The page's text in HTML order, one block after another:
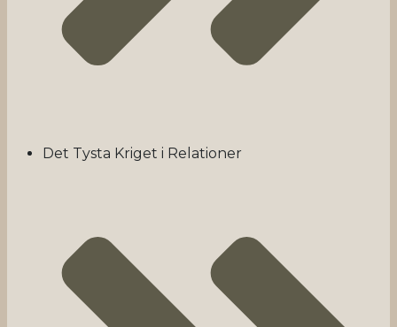
Det Tysta Kriget i Relationer